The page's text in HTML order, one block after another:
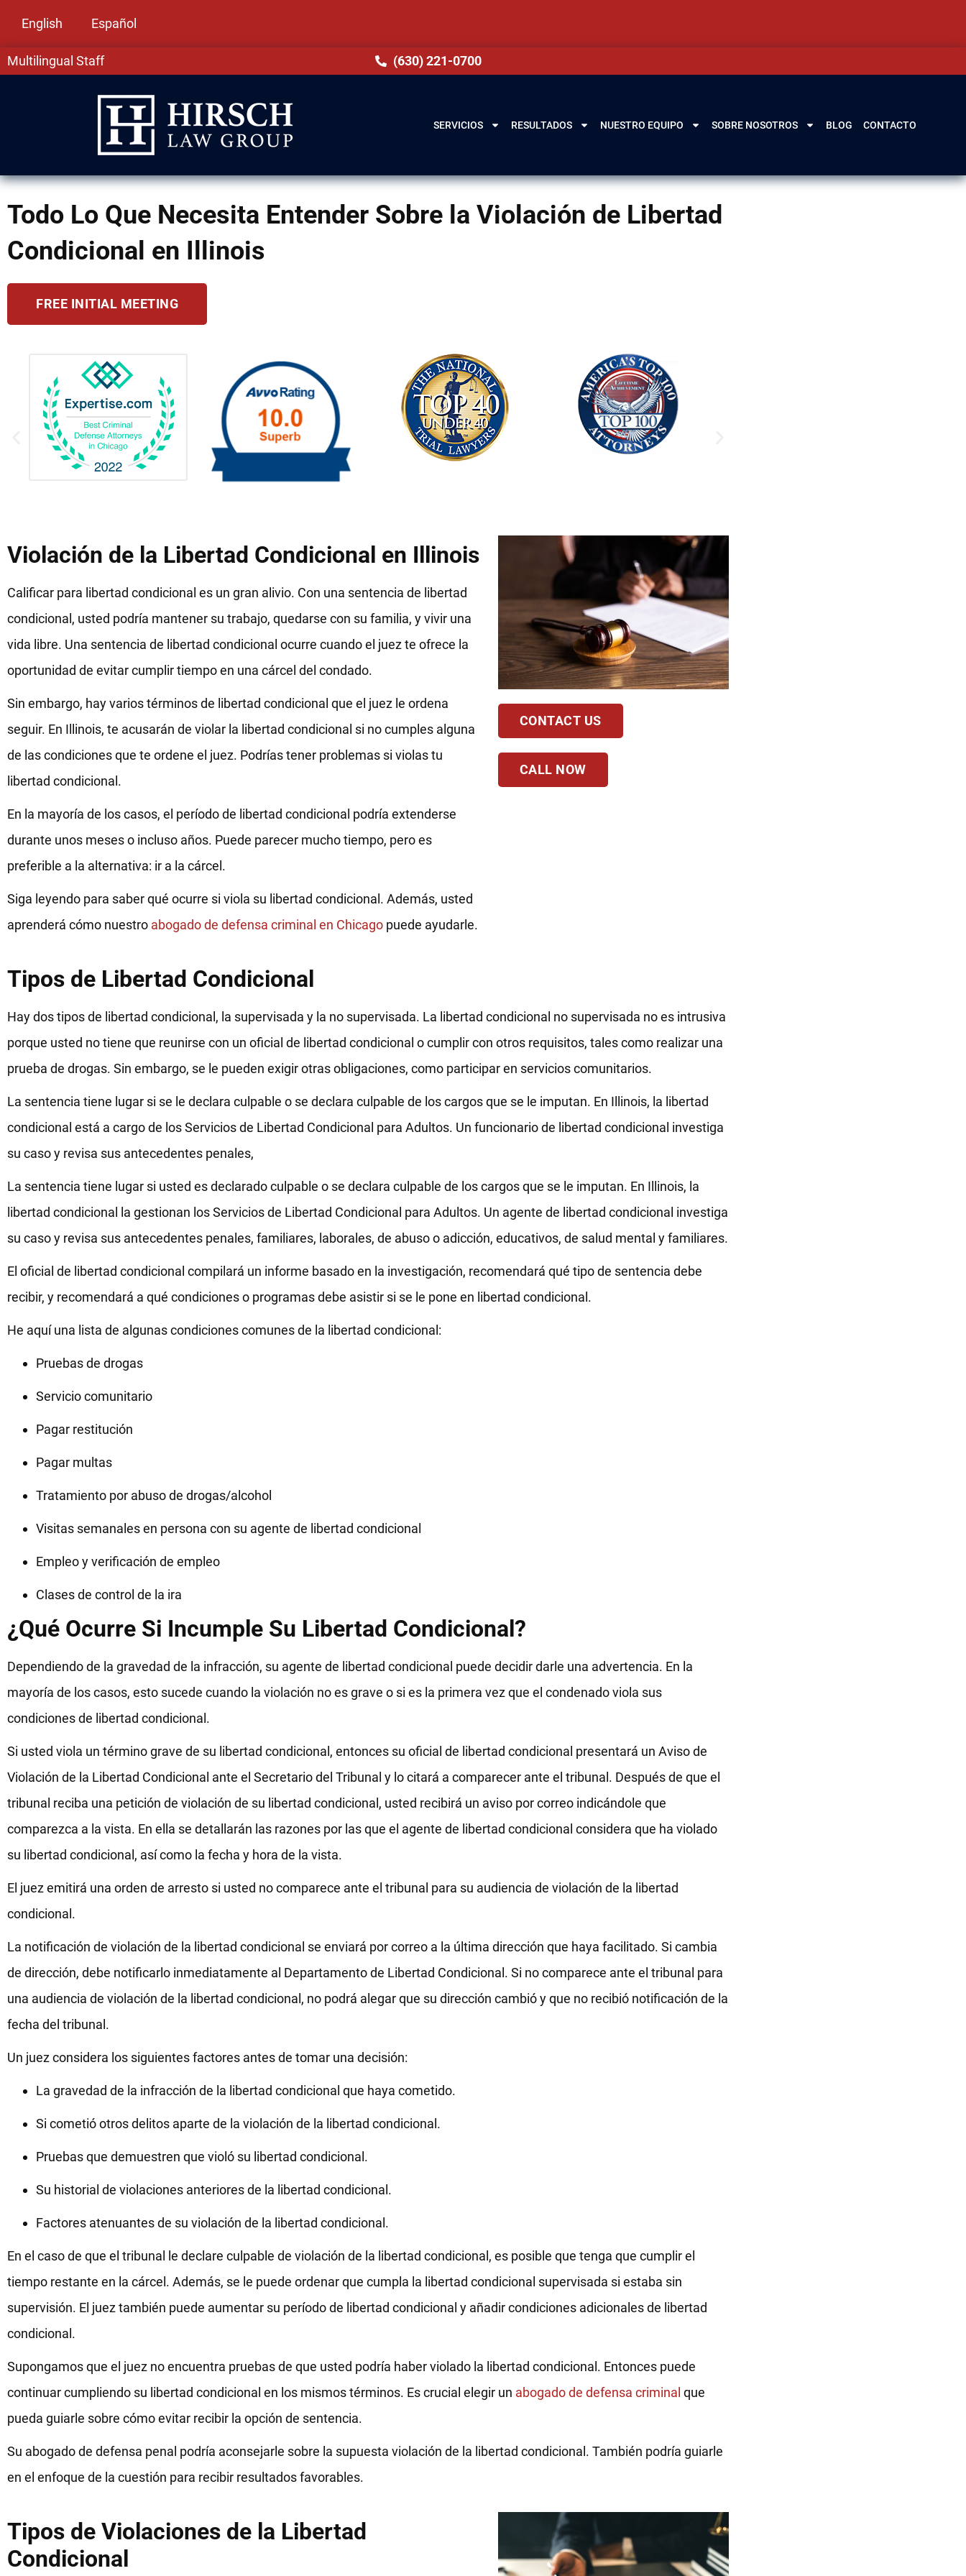
English Español
Multilingual Staff (630) 221-0700
SERVICIOS RESULTADOS NUESTRO EQUIPO SOBRE NOSOTROS BLOG CONTACTO
Todo Lo Que Necesita Entender Sobre la Violación de Libertad
Condicional en Illinois
FREE INITIAL MEETING
Violación de la Libertad Condicional en Illinois
Calificar para libertad condicional es un gran alivio. Con una sentencia de libertad
condicional, usted podría mantener su trabajo, quedarse con su familia, y vivir una
vida libre. Una sentencia de libertad condicional ocurre cuando el juez te ofrece la
oportunidad de evitar cumplir tiempo en una cárcel del condado.
Sin embargo, hay varios términos de libertad condicional que el juez le ordena
seguir. En Illinois, te acusarán de violar la libertad condicional si no cumples alguna
de las condiciones que te ordene el juez. Podrías tener problemas si violas tu
libertad condicional.
En la mayoría de los casos, el período de libertad condicional podría extenderse
durante unos meses o incluso años. Puede parecer mucho tiempo, pero es
preferible a la alternativa: ir a la cárcel.
Siga leyendo para saber qué ocurre si viola su libertad condicional. Además, usted
aprenderá cómo nuestro abogado de defensa criminal en Chicago puede ayudarle.
CONTACT US
CALL NOW
Tipos de Libertad Condicional
Hay dos tipos de libertad condicional, la supervisada y la no supervisada. La libertad condicional no supervisada no es intrusiva
porque usted no tiene que reunirse con un oficial de libertad condicional o cumplir con otros requisitos, tales como realizar una
prueba de drogas. Sin embargo, se le pueden exigir otras obligaciones, como participar en servicios comunitarios.
La sentencia tiene lugar si se le declara culpable o se declara culpable de los cargos que se le imputan. En Illinois, la libertad
condicional está a cargo de los Servicios de Libertad Condicional para Adultos. Un funcionario de libertad condicional investiga
su caso y revisa sus antecedentes penales,
La sentencia tiene lugar si usted es declarado culpable o se declara culpable de los cargos que se le imputan. En Illinois, la
libertad condicional la gestionan los Servicios de Libertad Condicional para Adultos. Un agente de libertad condicional investiga
su caso y revisa sus antecedentes penales, familiares, laborales, de abuso o adicción, educativos, de salud mental y familiares.
El oficial de libertad condicional compilará un informe basado en la investigación, recomendará qué tipo de sentencia debe
recibir, y recomendará a qué condiciones o programas debe asistir si se le pone en libertad condicional.
He aquí una lista de algunas condiciones comunes de la libertad condicional:
Pruebas de drogas
Servicio comunitario
Pagar restitución
Pagar multas
Tratamiento por abuso de drogas/alcohol
Visitas semanales en persona con su agente de libertad condicional
Empleo y verificación de empleo
Clases de control de la ira
¿Qué Ocurre Si Incumple Su Libertad Condicional?
Dependiendo de la gravedad de la infracción, su agente de libertad condicional puede decidir darle una advertencia. En la
mayoría de los casos, esto sucede cuando la violación no es grave o si es la primera vez que el condenado viola sus
condiciones de libertad condicional.
Si usted viola un término grave de su libertad condicional, entonces su oficial de libertad condicional presentará un Aviso de
Violación de la Libertad Condicional ante el Secretario del Tribunal y lo citará a comparecer ante el tribunal. Después de que el
tribunal reciba una petición de violación de su libertad condicional, usted recibirá un aviso por correo indicándole que
comparezca a la vista. En ella se detallarán las razones por las que el agente de libertad condicional considera que ha violado
su libertad condicional, así como la fecha y hora de la vista.
El juez emitirá una orden de arresto si usted no comparece ante el tribunal para su audiencia de violación de la libertad
condicional.
La notificación de violación de la libertad condicional se enviará por correo a la última dirección que haya facilitado. Si cambia
de dirección, debe notificarlo inmediatamente al Departamento de Libertad Condicional. Si no comparece ante el tribunal para
una audiencia de violación de la libertad condicional, no podrá alegar que su dirección cambió y que no recibió notificación de la
fecha del tribunal.
Un juez considera los siguientes factores antes de tomar una decisión:
La gravedad de la infracción de la libertad condicional que haya cometido.
Si cometió otros delitos aparte de la violación de la libertad condicional.
Pruebas que demuestren que violó su libertad condicional.
Su historial de violaciones anteriores de la libertad condicional.
Factores atenuantes de su violación de la libertad condicional.
En el caso de que el tribunal le declare culpable de violación de la libertad condicional, es posible que tenga que cumplir el
tiempo restante en la cárcel. Además, se le puede ordenar que cumpla la libertad condicional supervisada si estaba sin
supervisión. El juez también puede aumentar su período de libertad condicional y añadir condiciones adicionales de libertad
condicional.
Supongamos que el juez no encuentra pruebas de que usted podría haber violado la libertad condicional. Entonces puede
continuar cumpliendo su libertad condicional en los mismos términos. Es crucial elegir un abogado de defensa criminal que
pueda guiarle sobre cómo evitar recibir la opción de sentencia.
Su abogado de defensa penal podría aconsejarle sobre la supuesta violación de la libertad condicional. También podría guiarle
en el enfoque de la cuestión para recibir resultados favorables.
Tipos de Violaciones de la Libertad
Condicional